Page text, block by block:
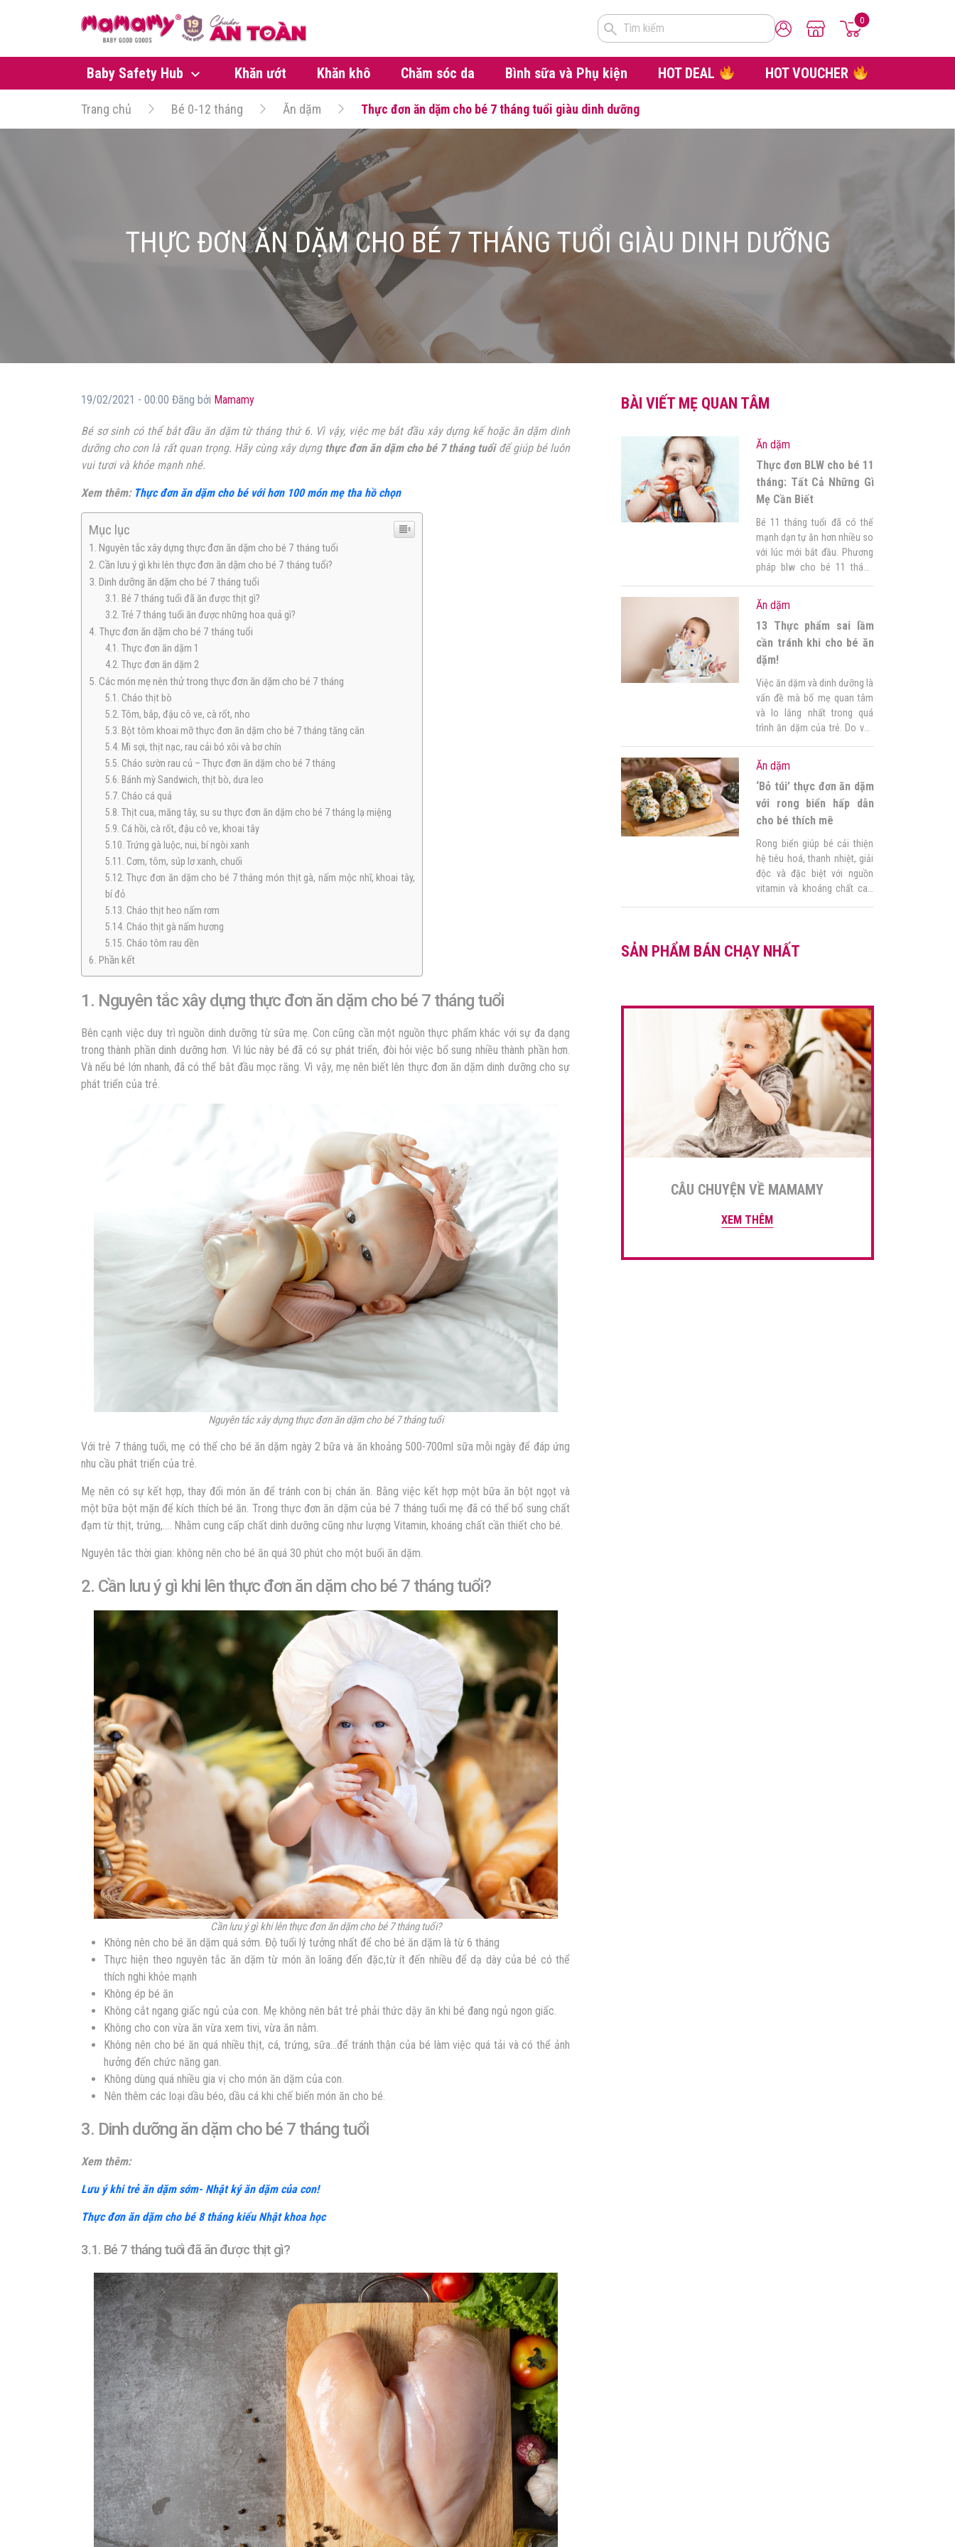
Tìm kiếm
0
Baby Safety Hub Khăn ướt Khăn khô Chăm sóc da Bình sữa và Phụ kiện HOT DEAL HOT VOUCHER
Trang chủ Bé 0-12 tháng Ăn dặm Thực đơn ăn dặm cho bé 7 tháng tuổi giàu dinh dưỡng
THỰC ĐƠN ĂN DẶM CHO BÉ 7 THÁNG TUỔI GIÀU DINH DƯỠNG
19/02/2021 - 00:00 Đăng bởi Mamamy
Bé sơ sinh có thể bắt đầu ăn dặm từ tháng thứ 6. Vì vậy, việc mẹ bắt đầu xây dựng kế hoặc ăn dặm dinh
dưỡng cho con là rất quan trọng. Hãy cùng xây dựng thực đơn ăn dặm cho bé 7 tháng tuổiđể giúp bé luôn
vui tươi và khỏe mạnh nhé.
Xem thêm: Thực đơn ăn dặm cho bé với hơn 100 món mẹ tha hồ chọn
Mục lục
1. Nguyên tắc xây dựng thực đơn ăn dặm cho bé 7 tháng tuổi
2. Cần lưu ý gì khi lên thực đơn ăn dặm cho bé 7 tháng tuổi?
3. Dinh dưỡng ăn dặm cho bé 7 tháng tuổi
3.1. Bé 7 tháng tuổi đã ăn được thịt gì?
3.2. Trẻ 7 tháng tuổi ăn được những hoa quả gì?
4. Thực đơn ăn dặm cho bé 7 tháng tuổi
4.1. Thực đơn ăn dặm 1
4.2. Thực đơn ăn dặm 2
5. Các món mẹ nên thử trong thực đơn ăn dặm cho bé 7 tháng
5.1. Cháo thịt bò
5.2. Tôm, bắp, đậu cô ve, cà rốt, nho
5.3. Bột tôm khoai mỡ thực đơn ăn dặm cho bé 7 tháng tăng cân
5.4. Mì sợi, thịt nạc, rau cải bó xôi và bơ chín
5.5. Cháo sườn rau củ – Thực đơn ăn dặm cho bé 7 tháng
5.6. Bánh mỳ Sandwich, thịt bò, dưa leo
5.7. Cháo cá quả
5.8. Thịt cua, măng tây, su su thực đơn ăn dặm cho bé 7 tháng lạ miệng
5.9. Cá hồi, cà rốt, đậu cô ve, khoai tây
5.10. Trứng gà luộc, nui, bí ngòi xanh
5.11. Cơm, tôm, súp lơ xanh, chuối
5.12. Thực đơn ăn dặm cho bé 7 tháng món thịt gà, nấm mộc nhĩ, khoai tây,
bí đỏ
5.13. Cháo thịt heo nấm rơm
5.14. Cháo thịt gà nấm hương
5.15. Cháo tôm rau dền
6. Phần kết
1. Nguyên tắc xây dựng thực đơn ăn dặm cho bé 7 tháng tuổi
Bên cạnh việc duy trì nguồn dinh dưỡng từ sữa mẹ. Con cũng cần một nguồn thực phẩm khác với sự đa dạng
trong thành phần dinh dưỡng hơn. Vì lúc này bé đã có sự phát triển, đòi hỏi việc bổ sung nhiều thành phần hơn.
Và nếu bé lớn nhanh, đã có thể bắt đầu mọc răng. Vì vậy, mẹ nên biết lên thực đơn ăn dặm dinh dưỡng cho sự
phát triển của trẻ.
Nguyên tắc xây dựng thực đơn ăn dặm cho bé 7 tháng tuổi
Với trẻ 7 tháng tuổi, mẹ có thể cho bé ăn dặm ngày 2 bữa và ăn khoảng 500-700ml sữa mỗi ngày để đáp ứng
nhu cầu phát triển của trẻ.
Mẹ nên có sự kết hợp, thay đổi món ăn để tránh con bị chán ăn. Bằng việc kết hợp một bữa ăn bột ngọt và
một bữa bột mặn để kích thích bé ăn. Trong thực đơn ăn dặm của bé 7 tháng tuổi mẹ đã có thể bổ sung chất
đạm từ thịt, trứng,…. Nhằm cung cấp chất dinh dưỡng cũng như lượng Vitamin, khoáng chất cần thiết cho bé.
Nguyên tắc thời gian: không nên cho bé ăn quá 30 phút cho một buổi ăn dặm.
2. Cần lưu ý gì khi lên thực đơn ăn dặm cho bé 7 tháng tuổi?
Cần lưu ý gì khi lên thực đơn ăn dặm cho bé 7 tháng tuổi?
Không nên cho bé ăn dặm quá sớm. Độ tuổi lý tưởng nhất để cho bé ăn dặm là từ 6 tháng
Thực hiện theo nguyên tắc ăn dặm từ món ăn loãng đến đặc,từ ít đến nhiều để dạ dày của bé có thể
thích nghi khỏe mạnh
Không ép bé ăn
Không cắt ngang giấc ngủ của con. Mẹ không nên bắt trẻ phải thức dậy ăn khi bé đang ngủ ngon giấc.
Không cho con vừa ăn vừa xem tivi, vừa ăn nằm.
Không nên cho bé ăn quá nhiều thịt, cá, trứng, sữa…để tránh thận của bé làm việc quá tải và có thể ảnh
hưởng đến chức năng gan.
Không dùng quá nhiều gia vị cho món ăn dặm của con.
Nên thêm các loại dầu béo, dầu cá khi chế biến món ăn cho bé.
3. Dinh dưỡng ăn dặm cho bé 7 tháng tuổi
Xem thêm:
Lưu ý khi trẻ ăn dặm sớm- Nhật ký ăn dặm của con!
Thực đơn ăn dặm cho bé 8 tháng kiểu Nhật khoa học
3.1. Bé 7 tháng tuổi đã ăn được thịt gì?
BÀI VIẾT MẸ QUAN TÂM
Ăn dặm
Thực đơn BLW cho bé 11
tháng: Tất Cả Những Gì
Mẹ Cần Biết
Bé 11 tháng tuổi đã có thể
mạnh dạn tự ăn hơn nhiều so
với lúc mới bắt đầu. Phương
pháp blw cho bé 11 tháng
các bà mẹ quan tâm nhiều
nhất. Vậy xây dựng thực đơn
blw cho bé 11 tháng như thế
nào là hợp lý và đơn giản
nhất? 1. […]
Ăn dặm
13 Thực phẩm sai lầm
cần tránh khi cho bé ăn
dặm!
Việc ăn dặm và dinh dưỡng là
vấn đề mà bố mẹ quan tâm
và lo lắng nhất trong quá
trình ăn dặm của trẻ. Do vậy
những thực phẩm không nên
cho bé ăn dặm là gì? Bài viết
dưới đây Góc của mẹ sẽ đưa
ra thông tin […]
Ăn dặm
‘Bỏ túi’ thực đơn ăn dặm
với rong biển hấp dẫn
cho bé thích mê
Rong biển giúp bé cải thiện
hệ tiêu hoá, thanh nhiệt, giải
độc và đặc biệt với nguồn
vitamin và khoáng chất cao
không lưu lại thực đơn ăn
SẢN PHẨM BÁN CHẠY NHẤT
CÂU CHUYỆN VỀ MAMAMY
XEM THÊM